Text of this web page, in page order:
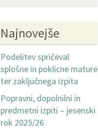
Najnovejše
Podelitev spričeval
splošne in poklicne mature
ter zaključnega izpita
Popravni, dopolnilni in
predmetni izpiti – jesenski
rok 2025/26